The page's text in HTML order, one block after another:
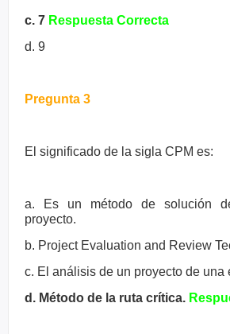
c. 7 Respuesta Correcta
d. 9
Pregunta 3
El significado de la sigla CPM es:
a. Es un método de solución
proyecto.
b. Project Evaluation and Review
c. El análisis de un proyecto de una
d. Método de la ruta crítica.